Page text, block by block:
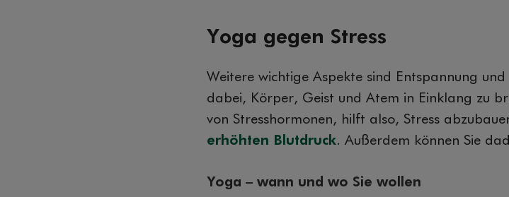
Yoga gegen Stress
Weitere wichtige Aspekte sind Entspannung
dabei, Körper, Geist und Atem in Einklang zu
von Stresshormonen, hilft also, Stress
erhöhten Blutdruck. Außerdem können Sie
Yoga – wann und wo Sie wollen